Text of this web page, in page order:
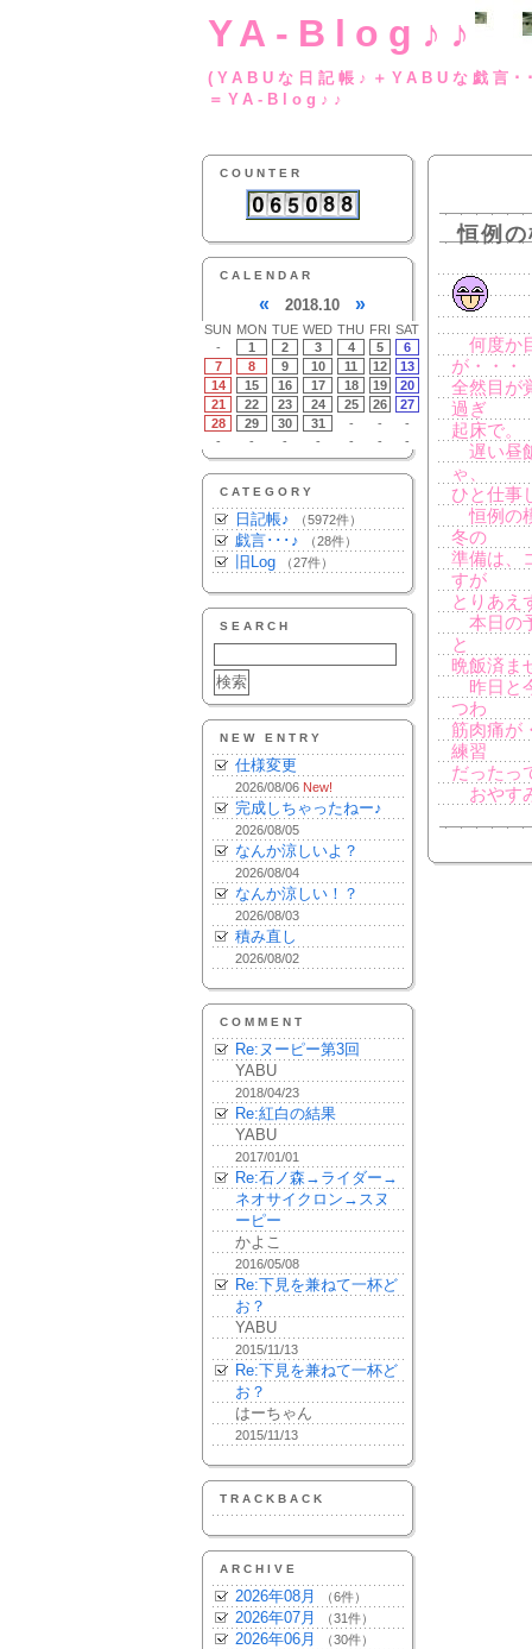
YA-Blog♪♪
(YABUな日記帳♪
＝YA-Blog♪♪
COUNTER
CALENDAR
« 2018.10 »
SUN MON TUE WED THU FRI SAT
-
1 2 3 4 5
6
7
8 9 10 11 12
13
14
15 16 17 18 19
20
21
22 23 24 25 26
27
28
29 30 31 - -
-
-
- - - - - -
CATEGORY
日記帳♪ （5972件）
戯言･･･♪ （28件）
旧Log （27件）
SEARCH
NEW ENTRY
仕様変更
2026/08/06 New!
完成しちゃったねー♪
2026/08/05
なんか涼しいよ？
2026/08/04
なんか涼しい！？
2026/08/03
積み直し
2026/08/02
COMMENT
Re:ヌーピー第3回
YABU
2018/04/23
Re:紅白の結果
YABU
2017/01/01
Re:石ノ森→ライダー→
ネオサイクロン→スヌ
ーピー
かよこ
2016/05/08
Re:下見を兼ねて一杯ど
お？
YABU
2015/11/13
Re:下見を兼ねて一杯ど
お？
はーちゃん
2015/11/13
TRACKBACK
ARCHIVE
2026年08月 （6件）
2026年07月 （31件）
2026年06月 （30件）
恒例
何度か
が・・・
全然目が
過ぎ
起床で。
遅い昼
ゃ、
ひと仕事
恒例の
冬の
準備は、
すが
とりあえ
本日の
と
晩飯済ま
昨日と
つわ
筋肉痛が
練習
だったっ
おやす